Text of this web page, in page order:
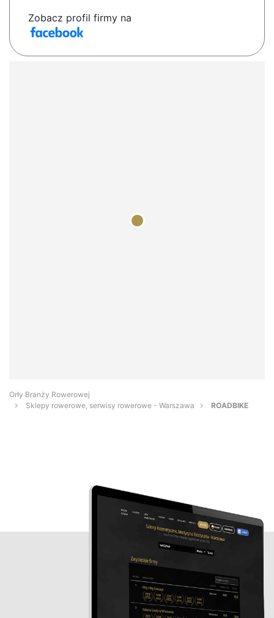
Zobacz profil firmy na
Orły Branży Rowerowej
Sklepy rowerowe, serwisy rowerowe - Warszawa
ROADBIKE